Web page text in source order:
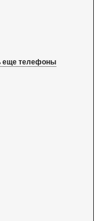
еще телефоны